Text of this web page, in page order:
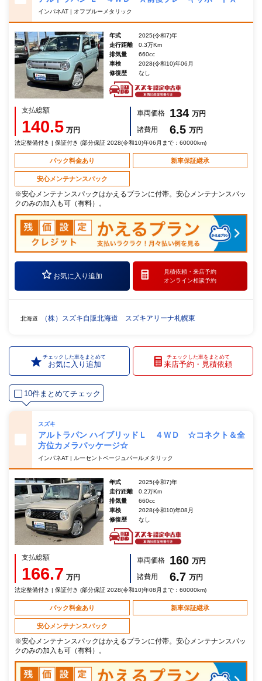
インパネAT | オフブルーメタリック
年式
2025(令和7)年
走行距離
0.3万Km
排気量
660cc
車検
2028(令和10)年06月
修復歴
なし
支払総額
140.5 万円
車両価格 134 万円
諸費用
6.5 万円
法定整備付き | 保証付き (部分保証 2028(令和10)年06月まで：60000km)
パック料金あり 新車保証継承
安心メンテナンスパック
※安心メンテナンスパックはかえるプランに付帯。安心メンテナンスパッ
クのみの加入も可（有料）。
お気に入り追加
見積依頼・ 来店予約
オンライン相談予約
北海道 （株）スズキ自販北海道 スズキアリーナ札幌東
チェックした車をまとめて
お気に入り追加
チェックした車をまとめて
来店予約・見積依頼
10件まとめてチェック
スズキ
アルトラパン ハイブリッドＬ ４ＷＤ ☆コネクト＆全
方位カメラパッケージ☆
インパネAT | ルーセントベージュパールメタリック
年式
2025(令和7)年
走行距離
0.2万Km
排気量
660cc
車検
2028(令和10)年08月
修復歴
なし
支払総額
166.7 万円
車両価格 160 万円
諸費用
6.7 万円
法定整備付き | 保証付き (部分保証 2028(令和10)年08月まで：60000km)
パック料金あり 新車保証継承
安心メンテナンスパック
※安心メンテナンスパックはかえるプランに付帯。安心メンテナンスパッ
クのみの加入も可（有料）。